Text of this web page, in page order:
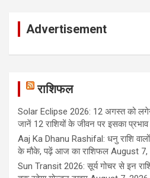
Advertisement
राशिफल
Solar Eclipse 2026: 12 अगस्त को
जानें 12 राशियों के जीवन पर इसका प्रभाव
Aaj Ka Dhanu Rashifal: धनु राशि
के मौके, पढ़ें आज का राशिफल August 7,
Sun Transit 2026: सूर्य गोचर से इन राशि